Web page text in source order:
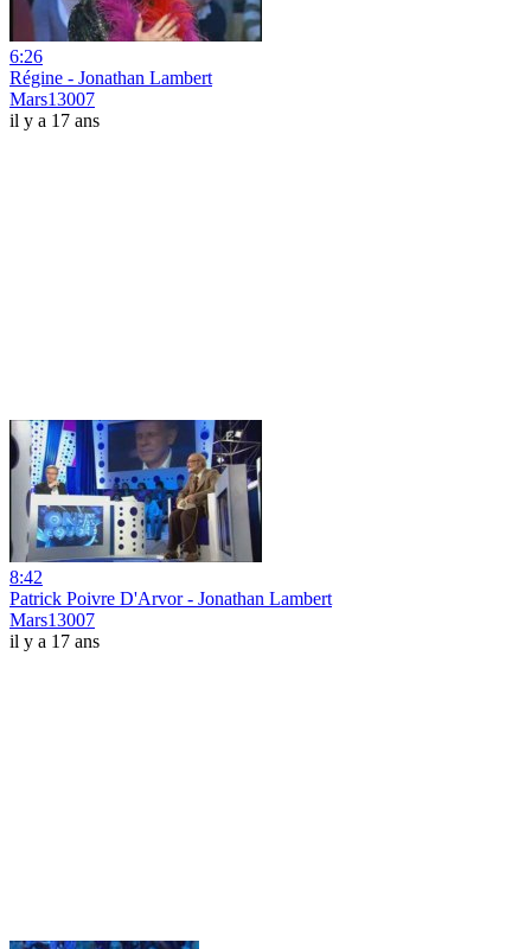
6:26
Régine - Jonathan Lambert
Mars13007
il y a 17 ans
8:42
Patrick Poivre D'Arvor - Jonathan Lambert
Mars13007
il y a 17 ans